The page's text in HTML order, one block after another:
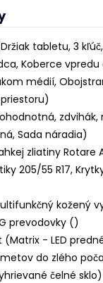
tabletu, 3
Koberce vpredu
médií,
zdvihák,
Sada náradia)
zliatiny Rotare
205/55 R17,
kožený
prevodovky ()
(Matrix - LED
do zlého
čelné sklo)